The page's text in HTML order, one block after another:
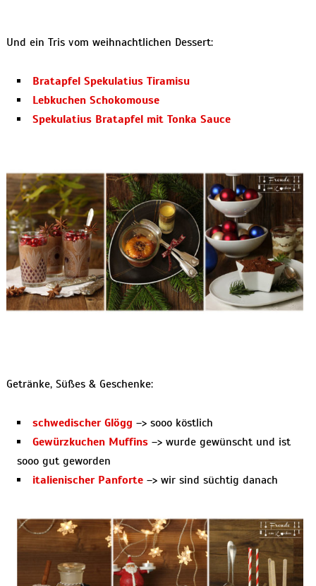
Und ein Tris vom weihnachtlichen Dessert:
Bratapfel Spekulatius Tiramisu
Lebkuchen Schokomouse
Spekulatius Bratapfel mit Tonka Sauce
Getränke, Süßes & Geschenke:
schwedischer Glögg –> sooo köstlich
Gewürzkuchen Muffins–> wurde gewünscht und ist
sooo gut geworden
italienischer Panforte–> wir sind süchtig danach